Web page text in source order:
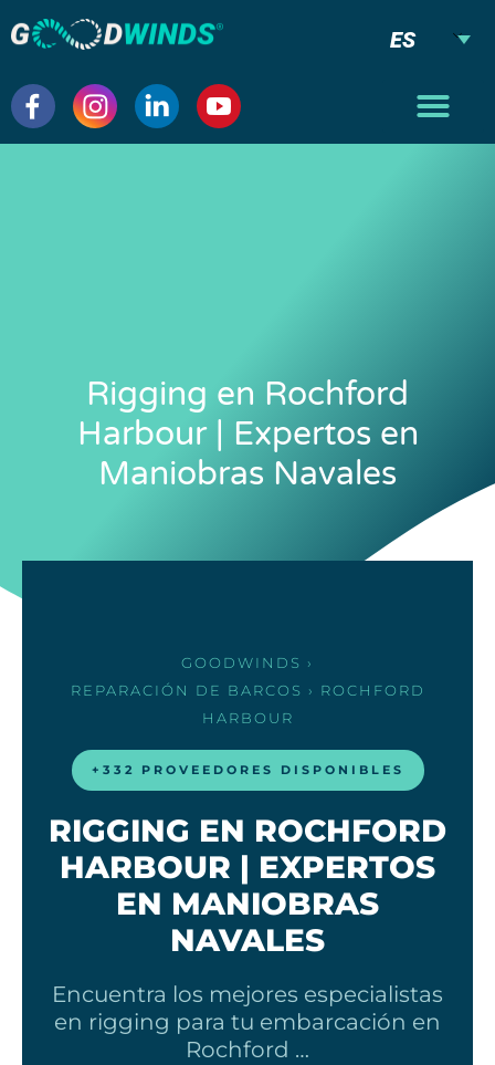
ES
Rigging en Rochford
Harbour | Expertos en
Maniobras Navales
GOODWINDS ›
REPARACIÓN DE BARCOS › ROCHFORD
HARBOUR
+332 PROVEEDORES DISPONIBLES
RIGGING EN ROCHFORD
HARBOUR | EXPERTOS
EN MANIOBRAS
NAVALES
Encuentra los mejores especialistas
en rigging para tu embarcación en
Rochford …